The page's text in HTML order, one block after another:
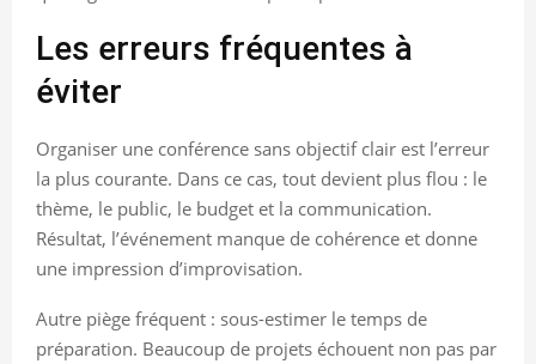
Les erreurs fréquentes à
éviter
Organiser une conférence sans objectif clair est l’erreur
la plus courante. Dans ce cas, tout devient plus flou : le
thème, le public, le budget et la communication.
Résultat, l’événement manque de cohérence et donne
une impression d’improvisation.
Autre piège fréquent : sous-estimer le temps de
préparation. Beaucoup de projets échouent non pas par